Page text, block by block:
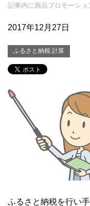
記事内に商品プロモーシ
2017年12月27日
ふるさと納税 計算
ふるさと納税を行い